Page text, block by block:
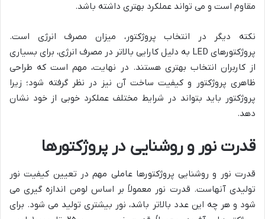
مقاوم است و می تواند عملکرد بهتری داشته باشد.
نکته دیگر در انتخاب پروژکتور، میزان مصرف انرژی است.
پروژکتورهای LED به دلیل کارایی بالاتر در مصرف انرژی، برای بسیاری
از کاربران انتخاب بهتری هستند. در نهایت، مهم است که طراحی
ظاهری پروژکتور و کیفیت ساخت آن نیز در نظر گرفته شود؛ زیرا
پروژکتور باید بتواند در شرایط مختلف عملکرد خوبی از خود نشان
دهد.
قدرت نور و روشنایی در پروژکتورها
قدرت نور و روشنایی پروژکتورها عاملی مهم در تعیین کیفیت نور
تولیدی آنهاست. قدرت نور معمولاً بر اساس لومن اندازه گیری می
شود و هر چه این عدد بالاتر باشد، نور بیشتری تولید می شود. برای